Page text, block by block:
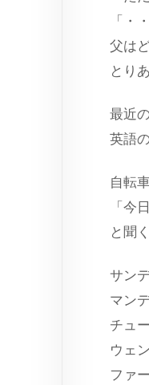
「・
父は
とり
最近
英語
自転
「今
と聞
サン
マン
チュ
ウェ
ファ